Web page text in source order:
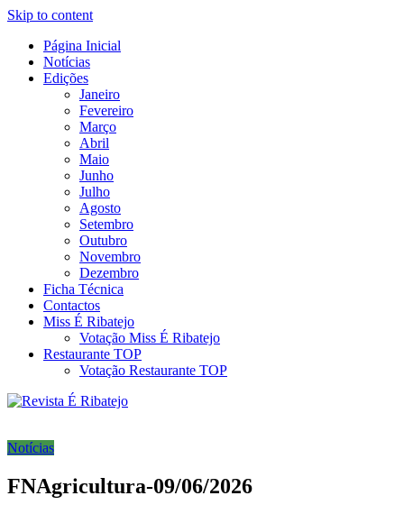
Skip to content
É Ribatejo – Revista Social
Online
Revista Social Online
Página Inicial
Notícias
Edições
Janeiro
Fevereiro
Março
Abril
Maio
Junho
Julho
Agosto
Setembro
Outubro
Novembro
Dezembro
Ficha Técnica
Contactos
Miss É Ribatejo
Votação Miss É Ribatejo
Restaurante TOP
Votação Restaurante TOP
Notícias
FNAgricultura-09/06/2026